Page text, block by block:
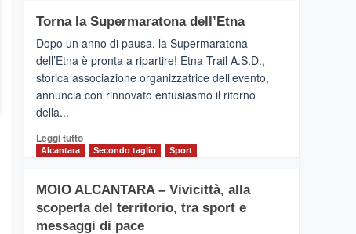
BROOKS
SuperMaratona
dell’Etna,
presentata
l’edizione
2026
Torna la Supermaratona dell’Etna
Dopo un anno di pausa, la Supermaratona
dell’Etna è pronta a ripartire! Etna Trail A.S.D.,
storica associazione organizzatrice dell’evento,
annuncia con rinnovato entusiasmo il ritorno
della...
Leggi tuttoLeggi
Torna
la
Supermaratona
Alcantara Secondo taglio Sport
MOIO ALCANTARA – Vivicittà, alla
scoperta del territorio, tra sport e
messaggi di pace